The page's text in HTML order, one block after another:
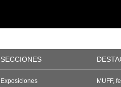
SECCIONES
Exposiciones
MUFF,